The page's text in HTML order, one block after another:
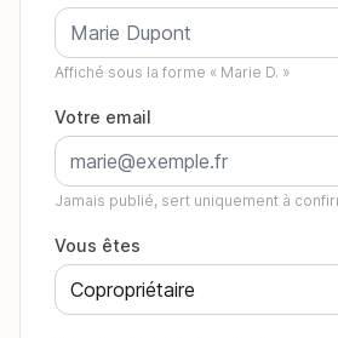
Affiché sous la forme « Marie D. »
Votre email
Jamais publié, sert uniquement à
Vous êtes